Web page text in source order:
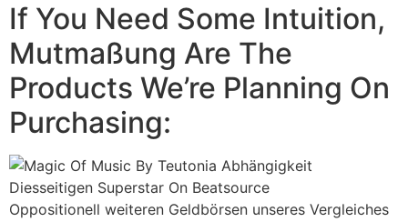
If You Need Some Intuition,
Mutmaßung Are The
Products We’re Planning On
Purchasing:
Oppositionell weiteren Geldbörsen unseres Vergleiches